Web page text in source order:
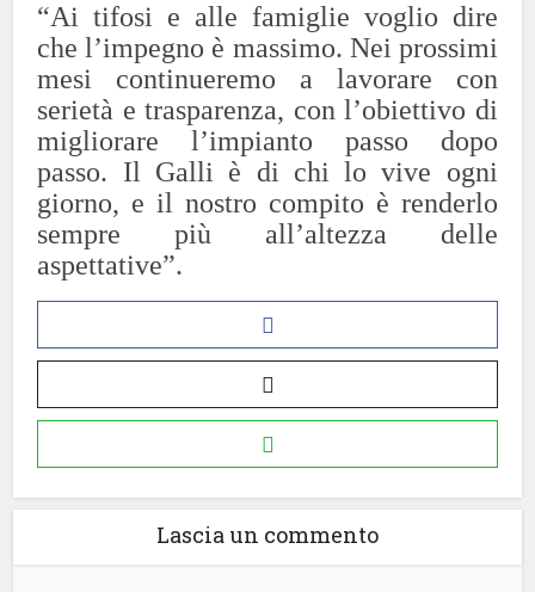
“Ai tifosi e alle famiglie voglio dire
che l’impegno è massimo. Nei prossimi
mesi continueremo a lavorare con
serietà e trasparenza, con l’obiettivo di
migliorare l’impianto passo dopo
passo. Il Galli è di chi lo vive ogni
giorno, e il nostro compito è renderlo
sempre più all’altezza delle
aspettative”.
Lascia un commento